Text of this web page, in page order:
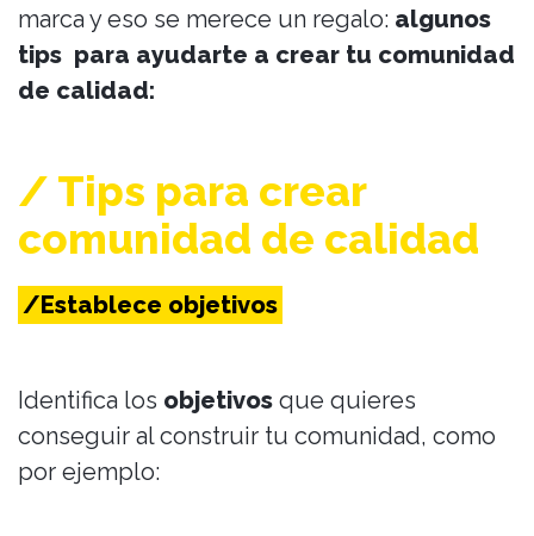
marca y eso se merece un regalo: algunos
tips para ayudarte a crear tu comunidad
de calidad:
/ Tips para crear
comunidad de calidad
/Establece objetivos
Identifica los objetivos que quieres
conseguir al construir tu comunidad, como
por ejemplo: